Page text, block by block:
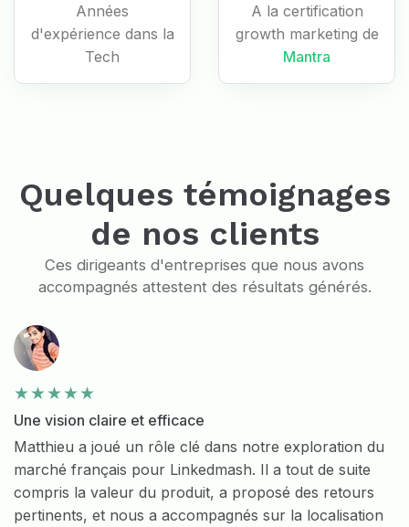
Années
d'expérience dans la
Tech
A la certification
growth marketing de
Mantra
Quelques témoignages
de nos clients
Ces dirigeants d'entreprises que nous avons
accompagnés attestent des résultats générés.
Une vision claire et efficace
Matthieu a joué un rôle clé dans notre exploration du
marché français pour Linkedmash. Il a tout de suite
compris la valeur du produit, a proposé des retours
pertinents, et nous a accompagnés sur la localisation